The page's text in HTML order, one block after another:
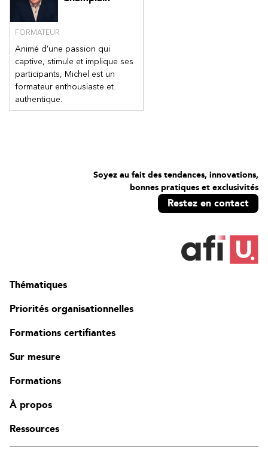
FORMATEUR
Animé d’une passion qui
captive, stimule et implique ses
participants, Michel est un
formateur enthousiaste et
authentique.
Soyez au fait des tendances, innovations,
bonnes pratiques et exclusivités
Restez en contact
Thématiques
Priorités organisationnelles
Formations certifiantes
Sur mesure
Formations
À propos
Ressources